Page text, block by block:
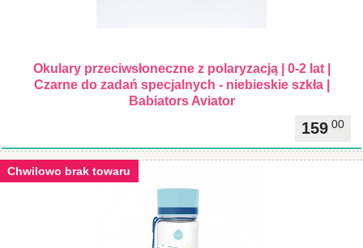
Okulary przeciwsłoneczne z polaryzacją | 0-2 lat |
Czarne do zadań specjalnych - niebieskie szkła |
Babiators Aviator
159 00
Chwilowo brak towaru